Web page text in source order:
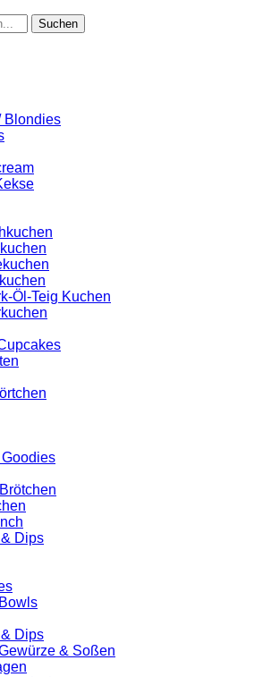
Blondies
Öl-Teig Kuchen
Dips
Dips
& Soßen